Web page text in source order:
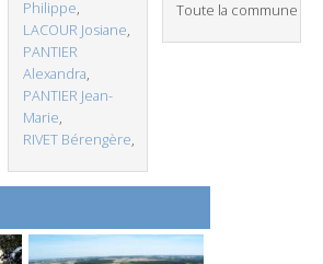
Philippe,
LACOUR Josiane,
PANTIER
Alexandra,
PANTIER Jean-
Marie,
RIVET Bérengère,
Toute la commune